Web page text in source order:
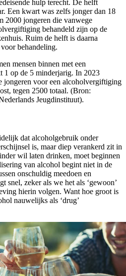
hulp terecht. De helft
Een kwart was zelfs jonger dan 18
2000 jongeren die vanwege
behandeld zijn op de
Ruim de helft is daarna
behandeling.
mensen binnen met een
op de 5 minderjarig. In 2023
jongeren voor een alcoholvergiftiging
tegen 2500 totaal. (Bron:
Jeugdinstituut).
dat alcoholgebruik onder
is, maar diep verankerd zit in
wil laten drinken, moet beginnen
van alcohol begint niet in de
onschuldig meedoen en
snel, zeker als we het als ‘gewoon’
hierin volgen. Want hoe groot is
nauwelijks als ‘drug’